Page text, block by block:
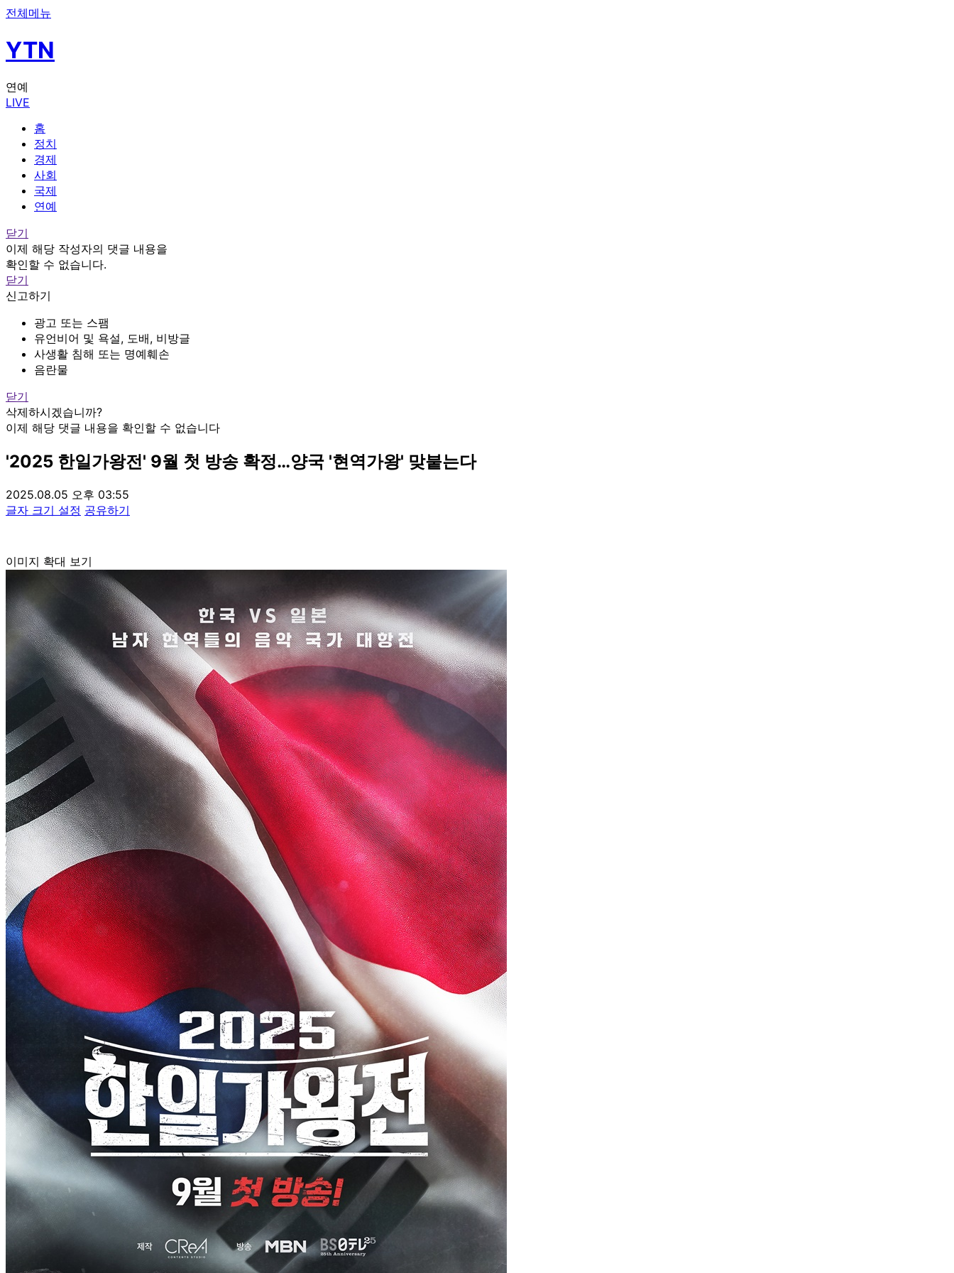
전체메뉴
YTN
연예
LIVE
홈
정치
경제
사회
국제
연예
닫기
이제 해당 작성자의 댓글 내용을
확인할 수 없습니다.
닫기
신고하기
광고 또는 스팸
유언비어 및 욕설, 도배, 비방글
사생활 침해 또는 명예훼손
음란물
닫기
삭제하시겠습니까?
이제 해당 댓글 내용을 확인할 수 없습니다
'2025 한일가왕전' 9월 첫 방송 확정…양국 '현역가왕' 맞붙는다
2025.08.05 오후 03:55
글자 크기 설정 공유하기
이미지 확대 보기